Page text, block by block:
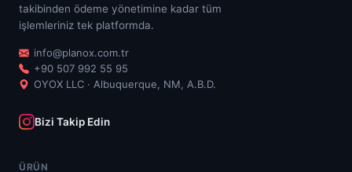
takibinden ödeme yönetimine kadar tüm
işlemleriniz tek platformda.
info@planox.com.tr
+90 507 992 55 95
OYOX LLC · Albuquerque, NM, A.B.D.
Bizi Takip Edin
ÜRÜN